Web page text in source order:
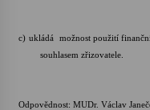
c) ukládá možnost použití
souhlasem zřizovatele.
Odpovědnost: MUDr. Václav